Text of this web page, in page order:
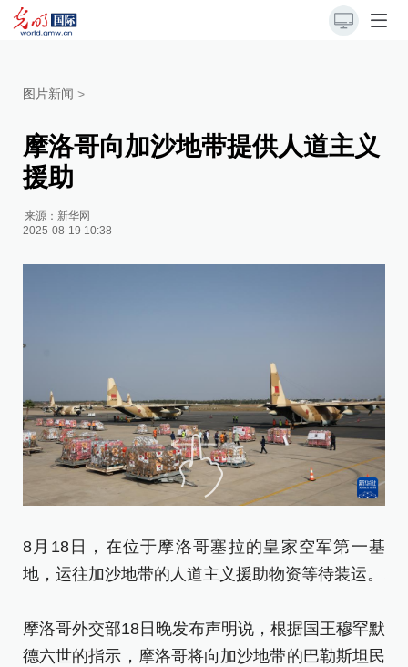
图片新闻 >
摩洛哥向加沙地带提供人道主义
援助
来源： 新华网
2025-08-19 10:38
8月18日，在位于摩洛哥塞拉的皇家空军第一基
地，运往加沙地带的人道主义援助物资等待装运。
摩洛哥外交部18日晚发布声明说，根据国王穆罕默
德六世的指示，摩洛哥将向加沙地带的巴勒斯坦民